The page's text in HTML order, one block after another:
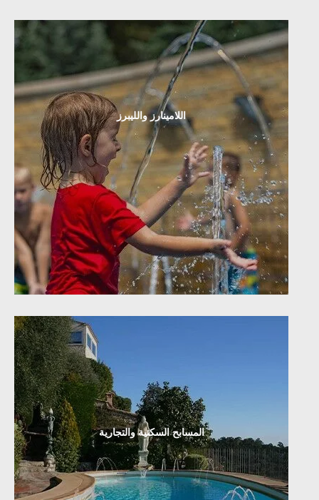
اللامينارز والليبرز
المسابح السكنية والتجارية